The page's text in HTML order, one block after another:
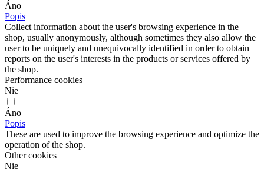
Áno
Popis
Collect information about the user's browsing experience in the
shop, usually anonymously, although sometimes they also allow the
user to be uniquely and unequivocally identified in order to obtain
reports on the user's interests in the products or services offered by
the shop.
Performance cookies
Nie
Áno
Popis
These are used to improve the browsing experience and optimize the
operation of the shop.
Other cookies
Nie